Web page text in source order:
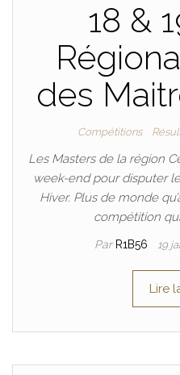
18 &
des
Compétitions
Les Masters de la région
week-end pour disputer
Hiver. Plus de monde
compétition
Par R1B56 19
Lire